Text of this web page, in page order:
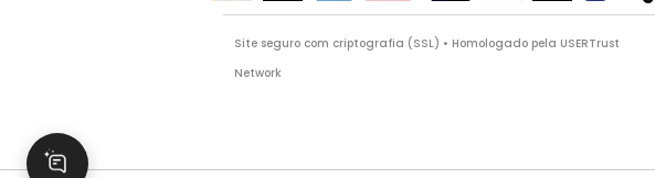
Site seguro com criptografia (SSL) • Homologado pela USERTrust
Network